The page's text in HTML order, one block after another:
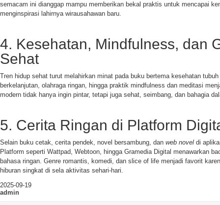
semacam ini dianggap mampu memberikan bekal praktis untuk mencapai
menginspirasi lahirnya wirausahawan baru.
4. Kesehatan, Mindfulness, dan
Sehat
Tren hidup sehat turut melahirkan minat pada buku bertema kesehatan
berkelanjutan, olahraga ringan, hingga praktik mindfulness dan meditasi
modern tidak hanya ingin pintar, tetapi juga sehat, seimbang, dan bahagia
5. Cerita Ringan di Platform
Selain buku cetak, cerita pendek, novel bersambung, dan web novel di
Platform seperti Wattpad, Webtoon, hingga Gramedia Digital menawarkan
bahasa ringan. Genre romantis, komedi, dan slice of life menjadi favorit
hiburan singkat di sela aktivitas sehari-hari.
2025-09-19
admin